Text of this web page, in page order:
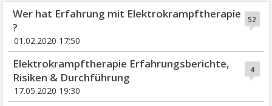
52
Wer hat Erfahrung mit Elektrokrampftherapie
?
01.02.2020 17:50
4
Elektrokrampftherapie Erfahrungsberichte,
Risiken & Durchführung
17.05.2020 19:30